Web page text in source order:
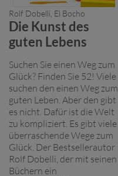
Rolf Dobelli, El Bocho
Die Kunst des
guten Lebens
Suchen Sie einen Weg zum
Glück? Finden Sie 52! Viele
suchen den einen Weg zum
guten Leben. Aber den gibt
es nicht. Dafür ist die Welt
zu kompliziert. Es gibt viele
überraschende Wege zum
Glück. Der Bestsellerautor
Rolf Dobelli, der mit seinen
Büchern ein